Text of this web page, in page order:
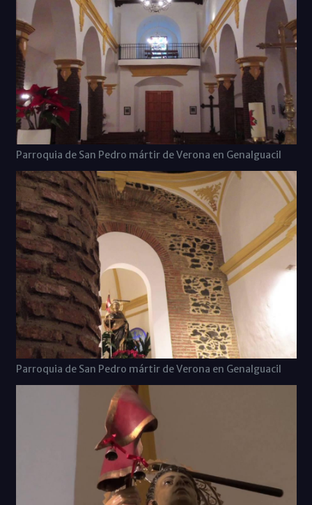
Parroquia de San Pedro mártir de Verona en Genalguacil
Parroquia de San Pedro mártir de Verona en Genalguacil